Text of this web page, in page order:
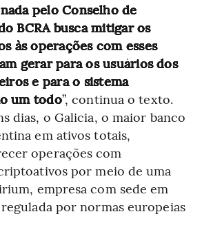
pelo Conselho de
BCRA busca mitigar os
às operações com esses
gerar para os usuários dos
e para o sistema
um todo”, continua o texto.
dias, o Galicia, o maior banco
em ativos totais,
operações com
por meio de uma
empresa com sede em
por normas europeias